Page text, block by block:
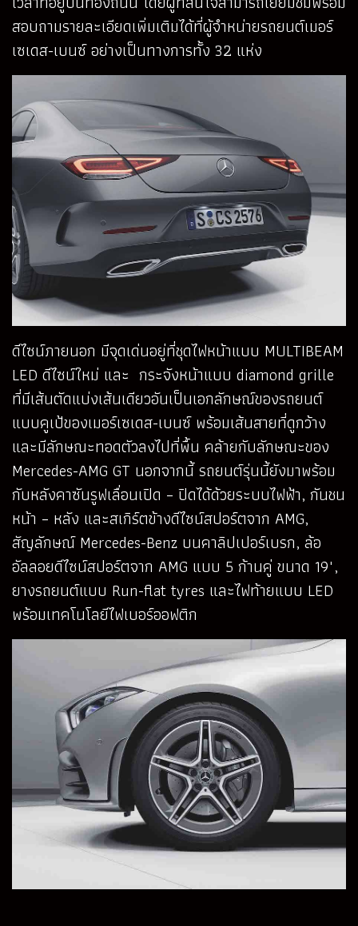
สอบถามรายละเอียดเพิ่มเติมได้ที่ผู้จำหน่ายรถยนต์เมอร์
เซเดส-เบนซ์ อย่างเป็นทางการทั้ง 32 แห่ง
ดีไซน์ภายนอก มีจุดเด่นอยู่ที่ชุดไฟหน้าแบบ MULTIBEAM
LED ดีไซน์ใหม่ และ กระจังหน้าแบบ diamond grille
ที่มีเส้นตัดแบ่งเส้นเดียวอันเป็นเอกลักษณ์ของรถยนต์
แบบคูเป้ของเมอร์เซเดส-เบนซ์ พร้อมเส้นสายที่ดูกว้าง
และมีลักษณะทอดตัวลงไปที่พื้น คล้ายกับลักษณะของ
Mercedes-AMG GT นอกจากนี้ รถยนต์รุ่นนี้ยังมาพร้อม
กับหลังคาซันรูฟเลื่อนเปิด – ปิดได้ด้วยระบบไฟฟ้า, กันชน
หน้า – หลัง และสเกิร์ตข้างดีไซน์สปอร์ตจาก AMG,
สัญลักษณ์ Mercedes-Benz บนคาลิปเปอร์เบรก, ล้อ
อัลลอยดีไซน์สปอร์ตจาก AMG แบบ 5 ก้านคู่ ขนาด 19",
ยางรถยนต์แบบ Run-flat tyres และไฟท้ายแบบ LED
พร้อมเทคโนโลยีไฟเบอร์ออฟติก